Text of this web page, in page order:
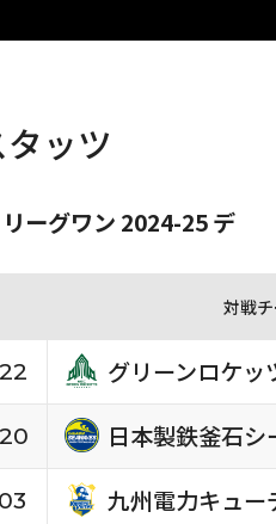
ッツ
ーグワン 2024-25 デ
対戦
グリーンロケッ
日本製鉄釜石
九州電力キュー